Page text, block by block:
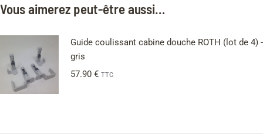
Vous aimerez peut-être aussi…
Guide coulissant cabine douche ROTH (lot de 4) -
gris
57.90 € TTC